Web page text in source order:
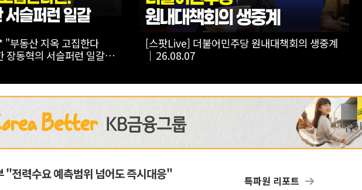
52주 신고가, 어닝서프
[스팟Live] *풀영상* 한병도 “국민의힘, 말로만
주택 공급…공급 법안 처리 협조하라”｜
전력수요 예측범위 넘어도 즉시대응" 특파원 리포트